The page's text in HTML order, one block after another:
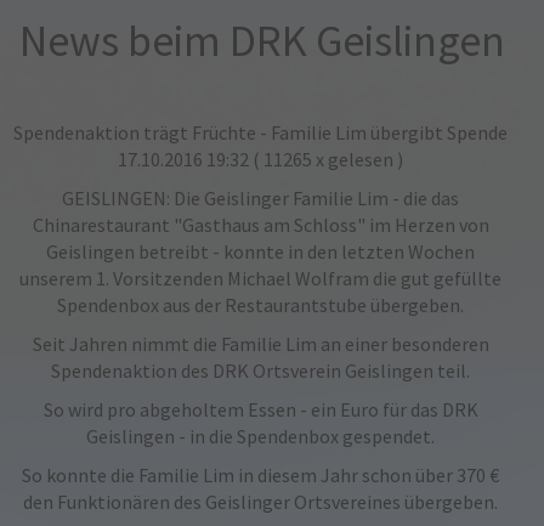
News beim DRK Geislingen
Spendenaktion trägt Früchte - Familie Lim übergibt Spende
17.10.2016 19:32 ( 11265 x gelesen )
GEISLINGEN: Die Geislinger Familie Lim - die das
Chinarestaurant "Gasthaus am Schloss" im Herzen von
Geislingen betreibt - konnte in den letzten Wochen
unserem 1. Vorsitzenden Michael Wolfram die gut gefüllte
Spendenbox aus der Restaurantstube übergeben.
Seit Jahren nimmt die Familie Lim an einer besonderen
Spendenaktion des DRK Ortsverein Geislingen teil.
So wird pro abgeholtem Essen - ein Euro für das DRK
Geislingen - in die Spendenbox gespendet.
So konnte die Familie Lim in diesem Jahr schon über 370 €
den Funktionären des Geislinger Ortsvereines übergeben.